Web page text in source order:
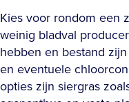
Kies voor rondom een
weinig bladval
hebben en bestand
en eventuele
opties zijn siergras